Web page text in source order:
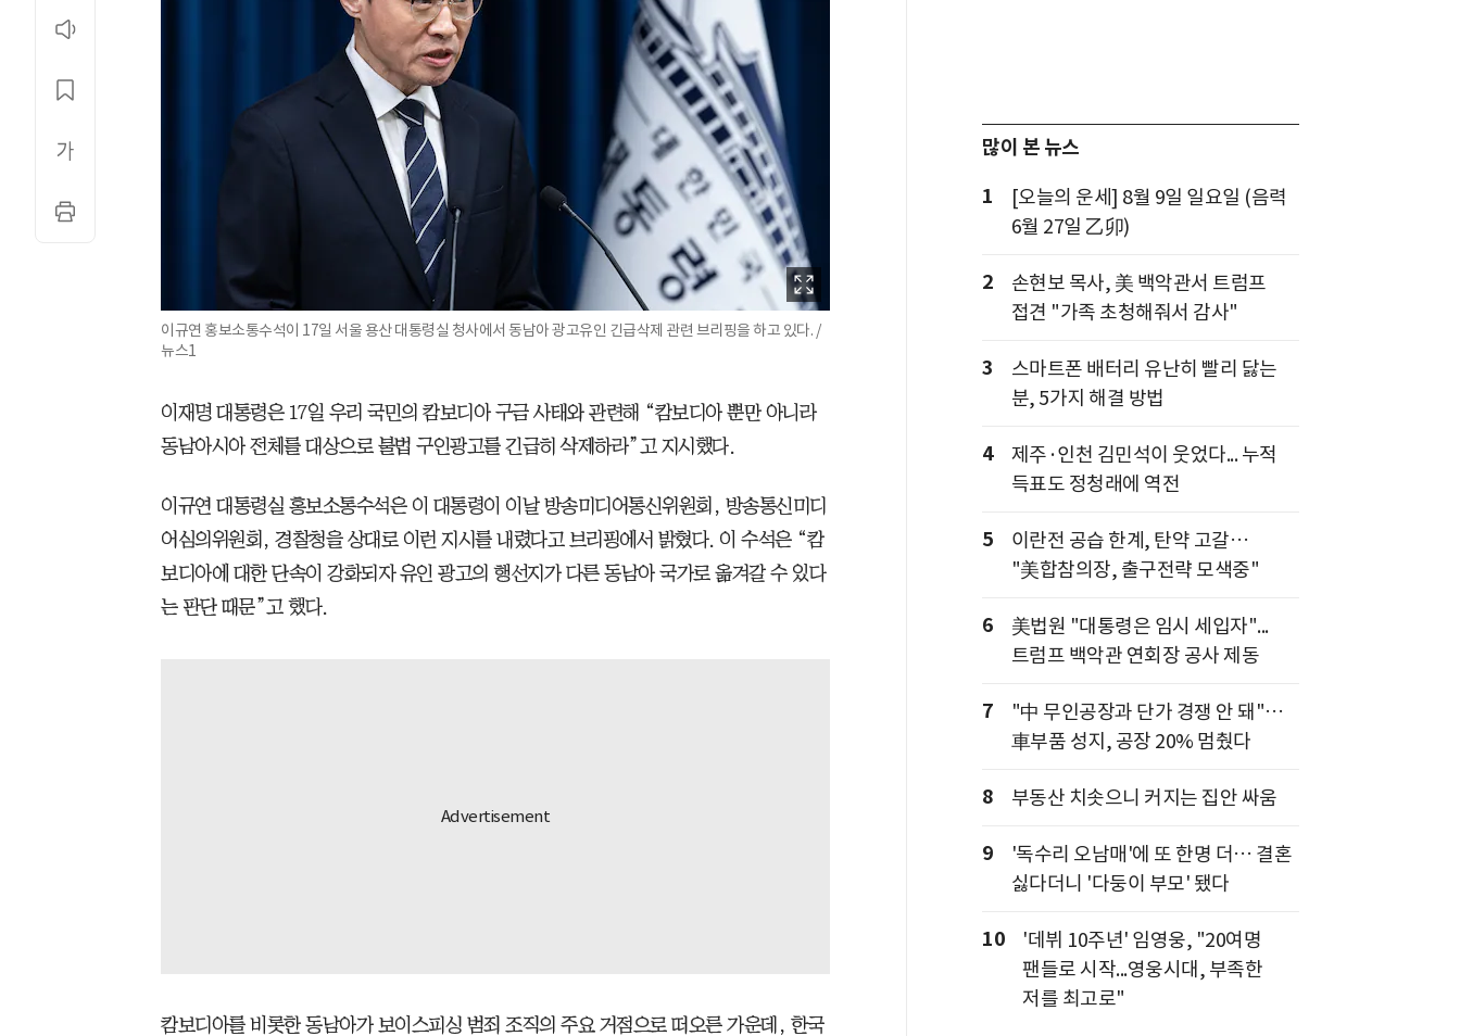
이규연 홍보소통수석이 17일 서울 용산 대통령실 청사에서 동남아 광고유인 긴급삭제 관련 브리핑을 하고 있다. /
뉴스1
이재명 대통령은 17일 우리 국민의 캄보디아 구금 사태와 관련해 “캄보디아 뿐만 아니라
동남아시아 전체를 대상으로 불법 구인광고를 긴급히 삭제하라”고 지시했다.
이규연 대통령실 홍보소통수석은 이 대통령이 이날 방송미디어통신위원회, 방송통신미디
어심의위원회, 경찰청을 상대로 이런 지시를 내렸다고 브리핑에서 밝혔다. 이 수석은 “캄
보디아에 대한 단속이 강화되자 유인 광고의 행선지가 다른 동남아 국가로 옮겨갈 수 있다
는 판단 때문”고 했다.
캄보디아를 비롯한 동남아가 보이스피싱 범죄 조직의 주요 거점으로 떠오른 가운데, 한국
많이 본 뉴스
1
[오늘의 운세] 8월 9일 일요일 (음력
6월 27일 乙卯)
2
손현보 목사, 美 백악관서 트럼프
접견 "가족 초청해줘서 감사"
3
스마트폰 배터리 유난히 빨리 닳는
분, 5가지 해결 방법
4
제주·인천 김민석이 웃었다... 누적
득표도 정청래에 역전
5
이란전 공습 한계, 탄약 고갈…
"美합참의장, 출구전략 모색중"
6
美법원 "대통령은 임시 세입자"...
트럼프 백악관 연회장 공사 제동
7
"中 무인공장과 단가 경쟁 안 돼"…
車부품 성지, 공장 20% 멈췄다
8 부동산 치솟으니 커지는 집안 싸움
9
'독수리 오남매'에 또 한명 더… 결혼
싫다더니 '다둥이 부모' 됐다
10
'데뷔 10주년' 임영웅, "20여명
팬들로 시작...영웅시대, 부족한
저를 최고로"